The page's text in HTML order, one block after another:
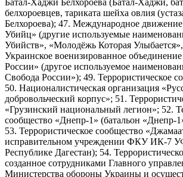
Батал-Хаджи Белхороева (Батал-Хаджи,
белхороевцев, тариката шейха овлия
Белхороева); 47. Международное
Убийц» (другие используемые
Убийств», «Молодёжь Которая
Украинское военизированное
России» (другое используемое
Свобода России»); 49. Террористическое
50. Националистическая организация
добровольческий корпус»; 51.
«Грузинский национальный легион»; 52.
сообщество «Днепр-1» (батальон «Днепр-
53. Террористическое сообщество
исправительном учреждении ФКУ ИК-7
Республике Дагестан); 54.
созданное сотрудниками Главного
Министерства обороны Украины и